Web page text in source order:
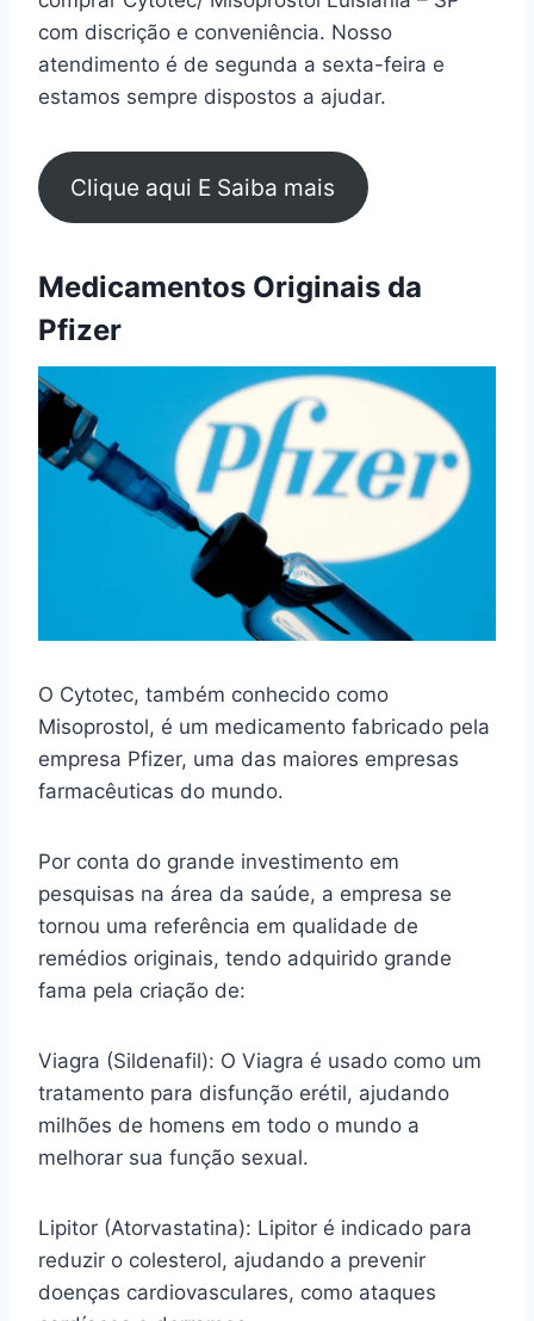
com discrição e conveniência. Nosso
atendimento é de segunda a sexta-feira e
estamos sempre dispostos a ajudar.
Clique aqui E Saiba mais
Medicamentos Originais da
Pfizer
O Cytotec, também conhecido como
Misoprostol, é um medicamento fabricado pela
empresa Pfizer, uma das maiores empresas
farmacêuticas do mundo.
Por conta do grande investimento em
pesquisas na área da saúde, a empresa se
tornou uma referência em qualidade de
remédios originais, tendo adquirido grande
fama pela criação de:
Viagra (Sildenafil): O Viagra é usado como um
tratamento para disfunção erétil, ajudando
milhões de homens em todo o mundo a
melhorar sua função sexual.
Lipitor (Atorvastatina): Lipitor é indicado para
reduzir o colesterol, ajudando a prevenir
doenças cardiovasculares, como ataques